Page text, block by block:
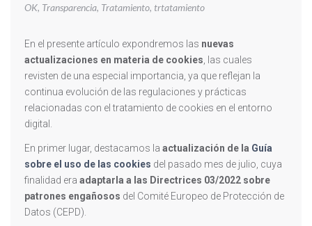
OK, Transparencia, Tratamiento, trtatamiento
En el presente artículo expondremos las nuevas
actualizaciones en materia de cookies , las cuales
revisten de una especial importancia, ya que reflejan la
continua evolución de las regulaciones y prácticas
relacionadas con el tratamiento de cookies en el entorno
digital.
En primer lugar, destacamos la actualización de la Guía
sobre el uso de las cookies del pasado mes de julio, cuya
finalidad era adaptarla a las Directrices 03/2022 sobre
patrones engañosos del Comité Europeo de Protección de
Datos (CEPD).